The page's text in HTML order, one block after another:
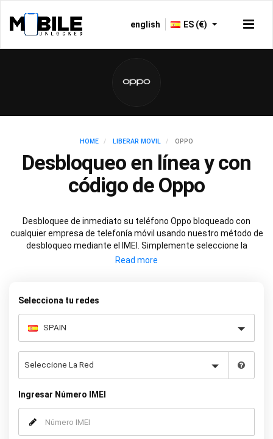
english ES (€)
HOME LIBERAR MOVIL OPPO
Desbloqueo en línea y con
código de Oppo
Desbloquee de inmediato su teléfono Oppo bloqueado con
cualquier empresa de telefonía móvil usando nuestro método de
desbloqueo mediante el IMEI. Simplemente seleccione la
empresa de telefonía móvil con la que su Oppo esté bloqueado y
Selecciona tu redes
Ingresar Número IMEI